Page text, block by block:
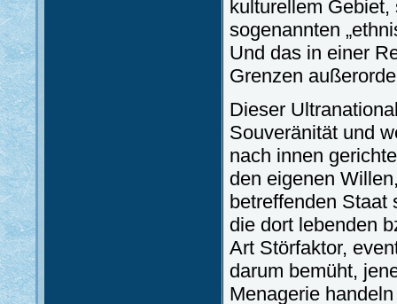
kulturellem
sogenannten
Und das in einer
Grenzen
Dieser
Souveränität und
nach innen
den eigenen
betreffenden Staat
die dort lebenden
Art Störfaktor,
darum bemüht,
Menagerie